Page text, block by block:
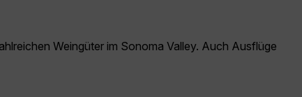
Weingüter im Sonoma Valley. Auch Ausflüge